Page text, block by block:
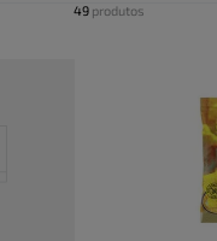
49 produtos